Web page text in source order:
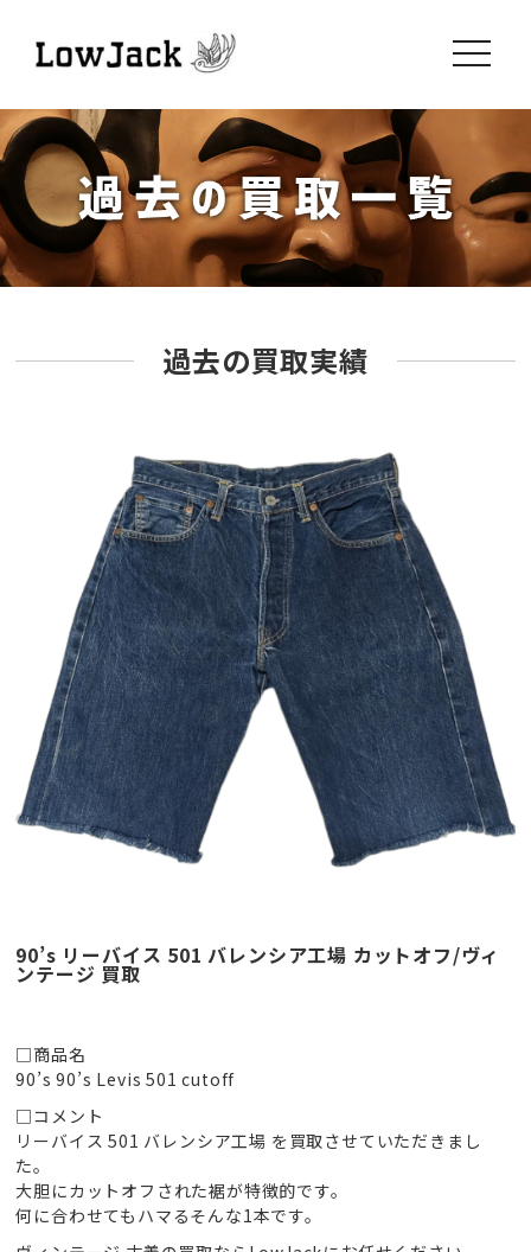
toggle
過去の買取実績
90’s リーバイス 501 バレンシア工場 カットオフ/ヴィ
ンテージ 買取
□商品名
90’s 90’s Levis 501 cutoff
□コメント
リーバイス 501 バレンシア工場 を買取させていただきまし
た。
大胆にカットオフされた裾が特徴的です。
何に合わせてもハマるそんな1本です。